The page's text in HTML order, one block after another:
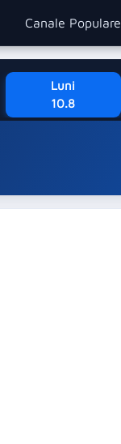
Canale Populare
Luni
10.8